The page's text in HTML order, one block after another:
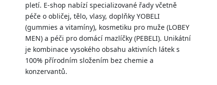
pletí. E-shop nabízí specializované řady včetně
péče o obličej, tělo, vlasy, doplňky YOBELI
(gummies a vitamíny), kosmetiku pro muže (LOBEY
MEN) a péči pro domácí mazlíčky (PEBELI). Unikátní
je kombinace vysokého obsahu aktivních látek s
100% přírodním složením bez chemie a
konzervantů.